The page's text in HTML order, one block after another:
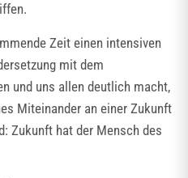
Zeit einen intensiven
mit dem
und uns allen deutlich macht,
Miteinander an einer Zukunft
Zukunft hat der Mensch des